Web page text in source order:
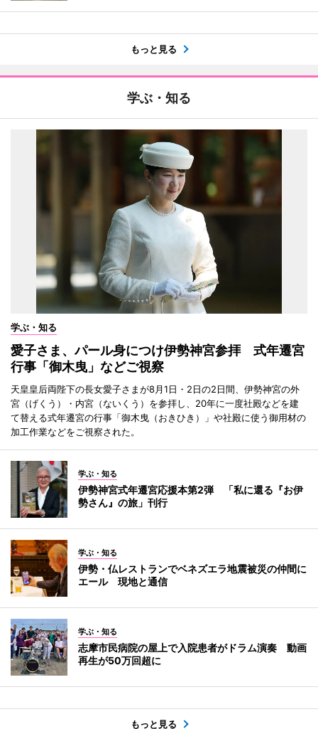
もっと見る
学ぶ・知る
学ぶ・知る
愛子さま、パール身につけ伊勢神宮参拝 式年遷宮
行事「御木曳」などご視察
天皇皇后両陛下の長女愛子さまが8月1日・2日の2日間、伊勢神宮の外
宮（げくう）・内宮（ないくう）を参拝し、20年に一度社殿などを建
て替える式年遷宮の行事「御木曳（おきひき）」や社殿に使う御用材の
加工作業などをご視察された。
学ぶ・知る
伊勢神宮式年遷宮応援本第2弾 「私に還る『お伊
勢さん』の旅」刊行
学ぶ・知る
伊勢・仏レストランでベネズエラ地震被災の仲間に
エール 現地と通信
学ぶ・知る
志摩市民病院の屋上で入院患者がドラム演奏 動画
再生が50万回超に
もっと見る